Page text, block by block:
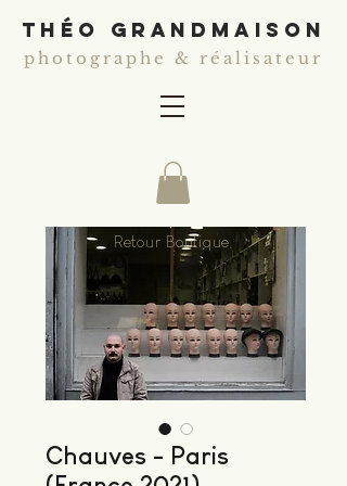
théo grandmaison
photographe & réalisateur
Chauves - Paris
Retour Boutique